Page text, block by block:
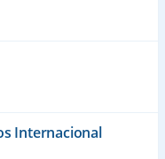
Internacional